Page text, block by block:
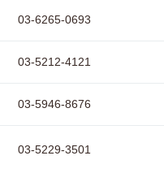
03-6265-0693
03-5212-4121
03-5946-8676
03-5229-3501